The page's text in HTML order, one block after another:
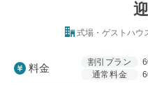
式場・ゲストハウ
料金
割引プラン
通常料金